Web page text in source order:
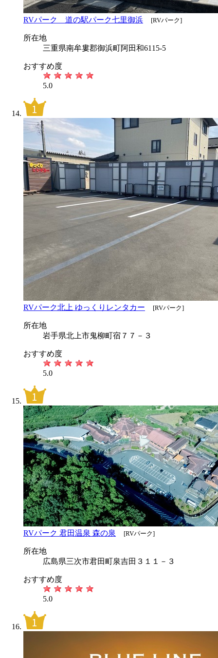
RVパーク 道の駅パーク七里御浜 [RVパーク]
所在地
三重県南牟婁郡御浜町阿田和6115-5
おすすめ度
5.0
RVパーク北上 ゆっくりレンタカー [RVパーク]
所在地
岩手県北上市鬼柳町宿７７－３
おすすめ度
5.0
RVパーク 君田温泉 森の泉 [RVパーク]
所在地
広島県三次市君田町泉吉田３１１－３
おすすめ度
5.0